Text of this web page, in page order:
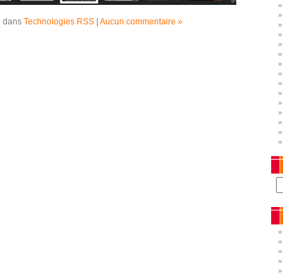
dans Technologies RSS | Aucun commentaire »